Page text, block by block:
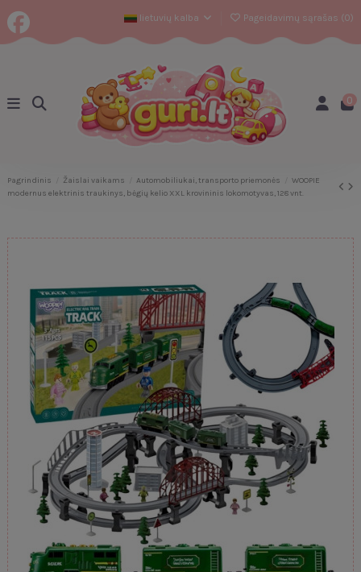
lietuvių kalba Pageidavimų sąrašas (0)
0
Pagrindinis Žaislai vaikams Automobiliukai, transporto priemonės
WOOPIE
modernus elektrinis traukinys, bėgių kelio XXL krovininis lokomotyvas, 128 vnt.